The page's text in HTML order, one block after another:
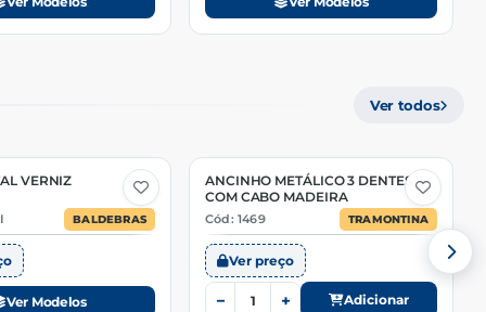
Ver todos
VERNIZ
BALDEBRAS
Ver Modelos
ANCINHO METÁLICO 3 DENTES
COM CABO MADEIRA
Cód: 1469 TRAMONTINA
Ver preço
− + Adicionar